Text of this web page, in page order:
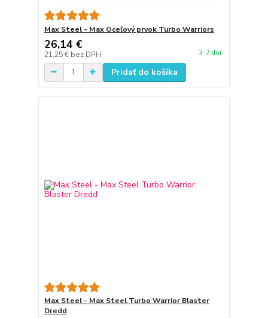
Max Steel - Max Oceľový prvok Turbo Warriors
26,14 €
21,25 € bez DPH 3-7 dní
Pridať do košíka
Max Steel - Max Steel Turbo Warrior Blaster
Dredd